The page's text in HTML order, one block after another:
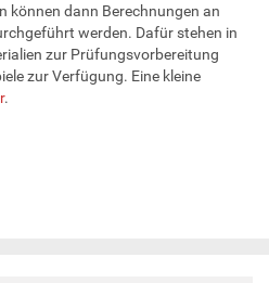
können dann Berechnungen an
werden. Dafür stehen in
zur Prüfungsvorbereitung
zur Verfügung. Eine kleine
.